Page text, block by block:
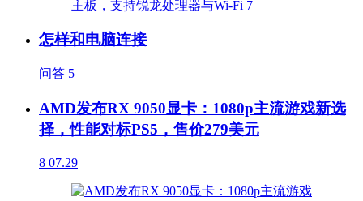
怎样和电脑连接
问答 5
AMD发布RX 9050显卡：1080p主流游戏新选
择，性能对标PS5，售价279美元
8 07.29